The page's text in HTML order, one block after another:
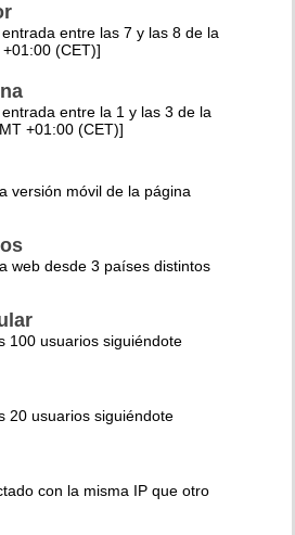
entre las 7 y las 8 de la
(CET)]
entre la 1 y las 3 de la
+01:00 (CET)]
versión móvil de la página
web desde 3 países distintos
100 usuarios siguiéndote
20 usuarios siguiéndote
con la misma IP que otro